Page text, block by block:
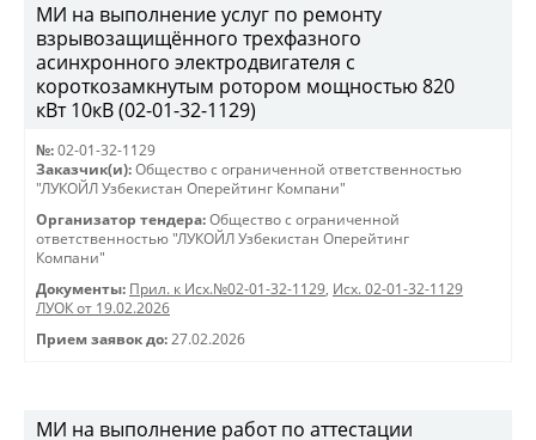
МИ на выполнение услуг по ремонту
взрывозащищённого трехфазного
асинхронного электродвигателя с
короткозамкнутым ротором мощностью 820
кВт 10кВ (02-01-32-1129)
№: 02-01-32-1129
Заказчик(и): Общество с ограниченной ответственностью
"ЛУКОЙЛ Узбекистан Оперейтинг Компани"
Организатор тендера: Общество с ограниченной
ответственностью "ЛУКОЙЛ Узбекистан Оперейтинг
Компани"
Документы: Прил. к Исх.№02-01-32-1129, Исх. 02-01-32-1129
ЛУОК от 19.02.2026
Прием заявок до: 27.02.2026
МИ на выполнение работ по аттестации